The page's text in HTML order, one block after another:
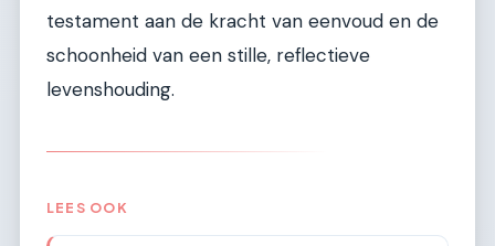
testament aan de kracht van eenvoud en de
schoonheid van een stille, reflectieve
levenshouding.
LEES OOK